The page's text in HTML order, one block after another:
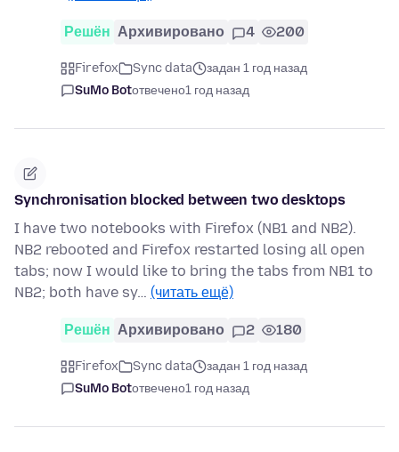
Решён Архивировано 4 200
Firefox Sync data
задан 1 год назад
SuMo Botотвечено1 год назад
Synchronisation blocked between two desktops
I have two notebooks with Firefox (NB1 and NB2).
NB2 rebooted and Firefox restarted losing all open
tabs; now I would like to bring the tabs from NB1 to
NB2; both have sy… (читать ещё)
Решён Архивировано 2 180
Firefox Sync data
задан 1 год назад
SuMo Botотвечено1 год назад